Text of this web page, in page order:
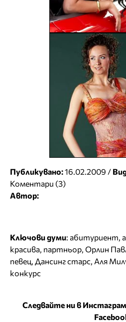
Публикувано:16.02.2009 /
Коментари (3)
Автор:
Ключови думи: абитуриент
красива партньор Орлин
певец Дансинг старс Аля
конкурс
Следвайте ни в Инстаграм